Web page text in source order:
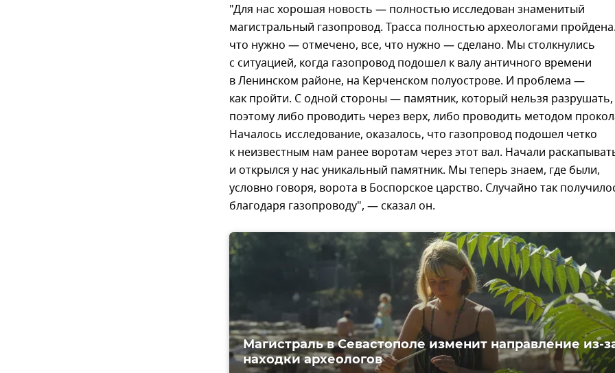
"Для нас хорошая новость — полностью исследован знаменитый
магистральный газопровод. Трасса полностью археологами
что нужно — отмечено, все, что нужно — сделано. Мы столкнулись
с ситуацией, когда газопровод подошел к валу античного времени
в Ленинском районе, на Керченском полуострове. И проблема —
как пройти. С одной стороны — памятник, который нельзя разрушать,
поэтому либо проводить через верх, либо проводить методом
Началось исследование, оказалось, что газопровод подошел четко
к неизвестным нам ранее воротам через этот вал. Начали
и открылся у нас уникальный памятник. Мы теперь знаем, где были,
условно говоря, ворота в Боспорское царство. Случайно так
благодаря газопроводу", — сказал он.
Магистраль в Севастополе изменит направление из-
находки археологов